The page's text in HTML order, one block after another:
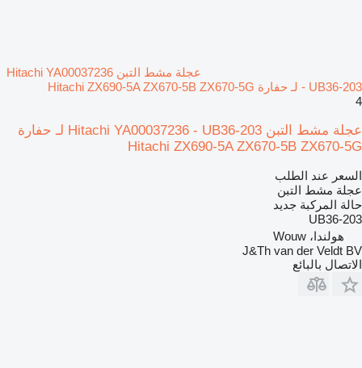
عجلة مشط التبن Hitachi YA00037236
- UB36-203 لـ حفارة Hitachi ZX690-5A ZX670-5B ZX670-5G
4
عجلة مشط التبن Hitachi YA00037236 - UB36-203 لـ حفارة
Hitachi ZX690-5A ZX670-5B ZX670-5G
السعر عند الطلب
عجلة مشط التبن
حالة المركبة جديد
UB36-203
هولندا، Wouw
J&Th van der Veldt BV
الاتصال بالبائع